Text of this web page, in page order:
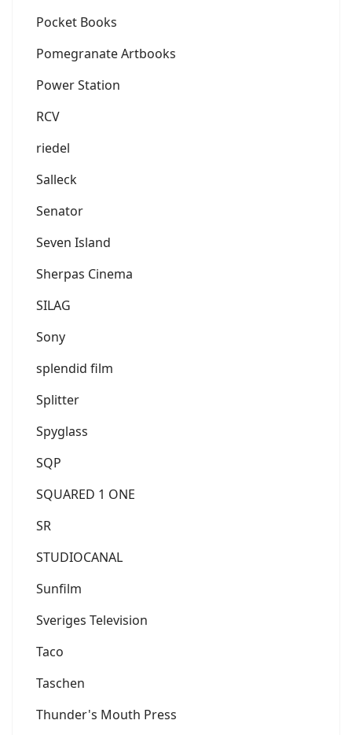
Pocket Books
Pomegranate Artbooks
Power Station
RCV
riedel
Salleck
Senator
Seven Island
Sherpas Cinema
SILAG
Sony
splendid film
Splitter
Spyglass
SQP
SQUARED 1 ONE
SR
STUDIOCANAL
Sunfilm
Sveriges Television
Taco
Taschen
Thunder's Mouth Press